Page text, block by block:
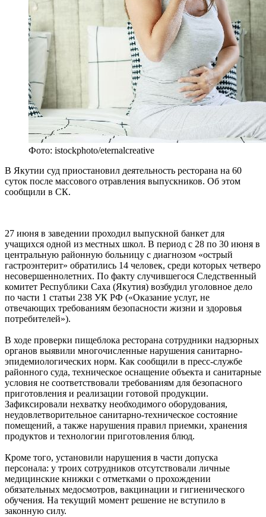
Фото: istockphoto/eternalcreative
В Якутии суд приостановил деятельность ресторана на 60
суток после массового отравления выпускников. Об этом
сообщили в СК.
27 июня в заведении проходил выпускной банкет для
учащихся одной из местных школ. В период с 28 по 30 июня в
центральную районную больницу с диагнозом «острый
гастроэнтерит» обратились 14 человек, среди которых четверо
несовершеннолетних. По факту случившегося Следственный
комитет Республики Саха (Якутия) возбудил уголовное дело
по части 1 статьи 238 УК РФ («Оказание услуг, не
отвечающих требованиям безопасности жизни и здоровья
потребителей»).
В ходе проверки пищеблока ресторана сотрудники надзорных
органов выявили многочисленные нарушения санитарно-
эпидемиологических норм. Как сообщили в пресс-службе
районного суда, техническое оснащение объекта и санитарные
условия не соответствовали требованиям для безопасного
приготовления и реализации готовой продукции.
Зафиксировали нехватку необходимого оборудования,
неудовлетворительное санитарно-техническое состояние
помещений, а также нарушения правил приемки, хранения
продуктов и технологии приготовления блюд.
Кроме того, установили нарушения в части допуска
персонала: у троих сотрудников отсутствовали личные
медицинские книжки с отметками о прохождении
обязательных медосмотров, вакцинации и гигиенического
обучения. На текущий момент решение не вступило в
законную силу.